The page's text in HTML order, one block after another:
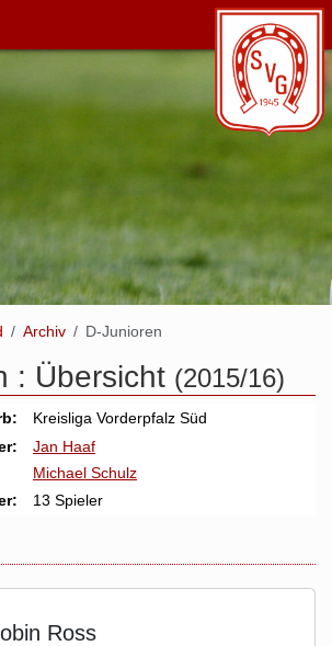
Archiv D-Junioren
: Übersicht (2015/16)
Kreisliga Vorderpfalz Süd
Jan Haaf
Michael Schulz
13 Spieler
Ross